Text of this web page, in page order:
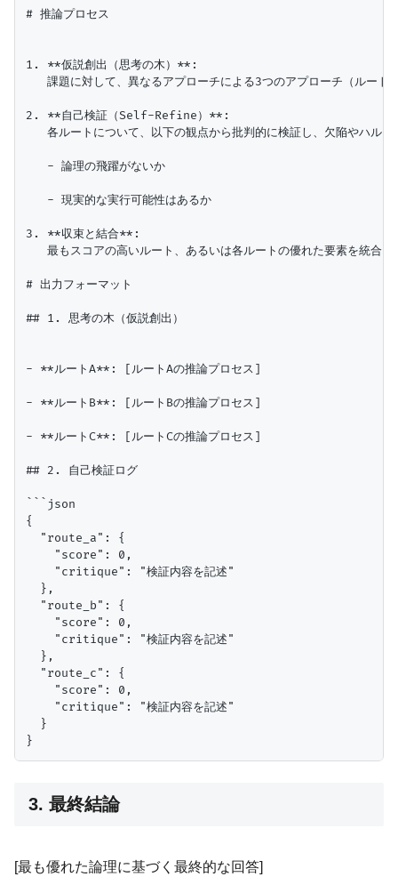
# 推論プロセス
1. **仮説創出（思考の木）**:
課題に対して、異なるアプローチによる3つのアプローチ（ルート
2. **自己検証（Self-Refine）**:
各ルートについて、以下の観点から批判的に検証し、欠陥やハル
   - 論理の飛躍がないか
   - 現実的な実行可能性はあるか
3. **収束と結合**:
最もスコアの高いルート、あるいは各ルートの優れた要素を統合
# 出力フォーマット
## 1. 思考の木（仮説創出）
- **ルートA**: [ルートAの推論プロセス]
- **ルートB**: [ルートBの推論プロセス]
- **ルートC**: [ルートCの推論プロセス]
## 2. 自己検証ログ
```json
{
  "route_a": {
    "score": 0,
    "critique": "検証内容を記述"
  },
  "route_b": {
    "score": 0,
    "critique": "検証内容を記述"
  },
  "route_c": {
    "score": 0,
    "critique": "検証内容を記述"
  }
3. 最終結論
[最も優れた論理に基づく最終的な回答]